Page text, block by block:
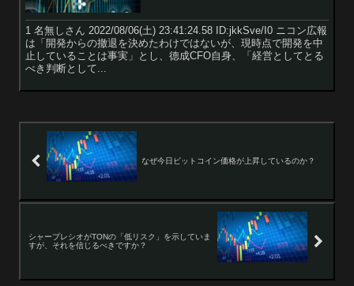
1 名無しさん 2022/08/06(土) 23:41:24.58 ID:jkkSve/I0 ニコン広報
は「開発からの撤退を決めたわけではないが、現時点で開発を中
止していることは事実」とし、德成CFO自身、「経営としてとる
べき判断として...
なぜ今日ビットコイン価格が上昇しているのか？
シャープレシオがTONの「低リスク」を示していま
すが、それを信じるべきですか？